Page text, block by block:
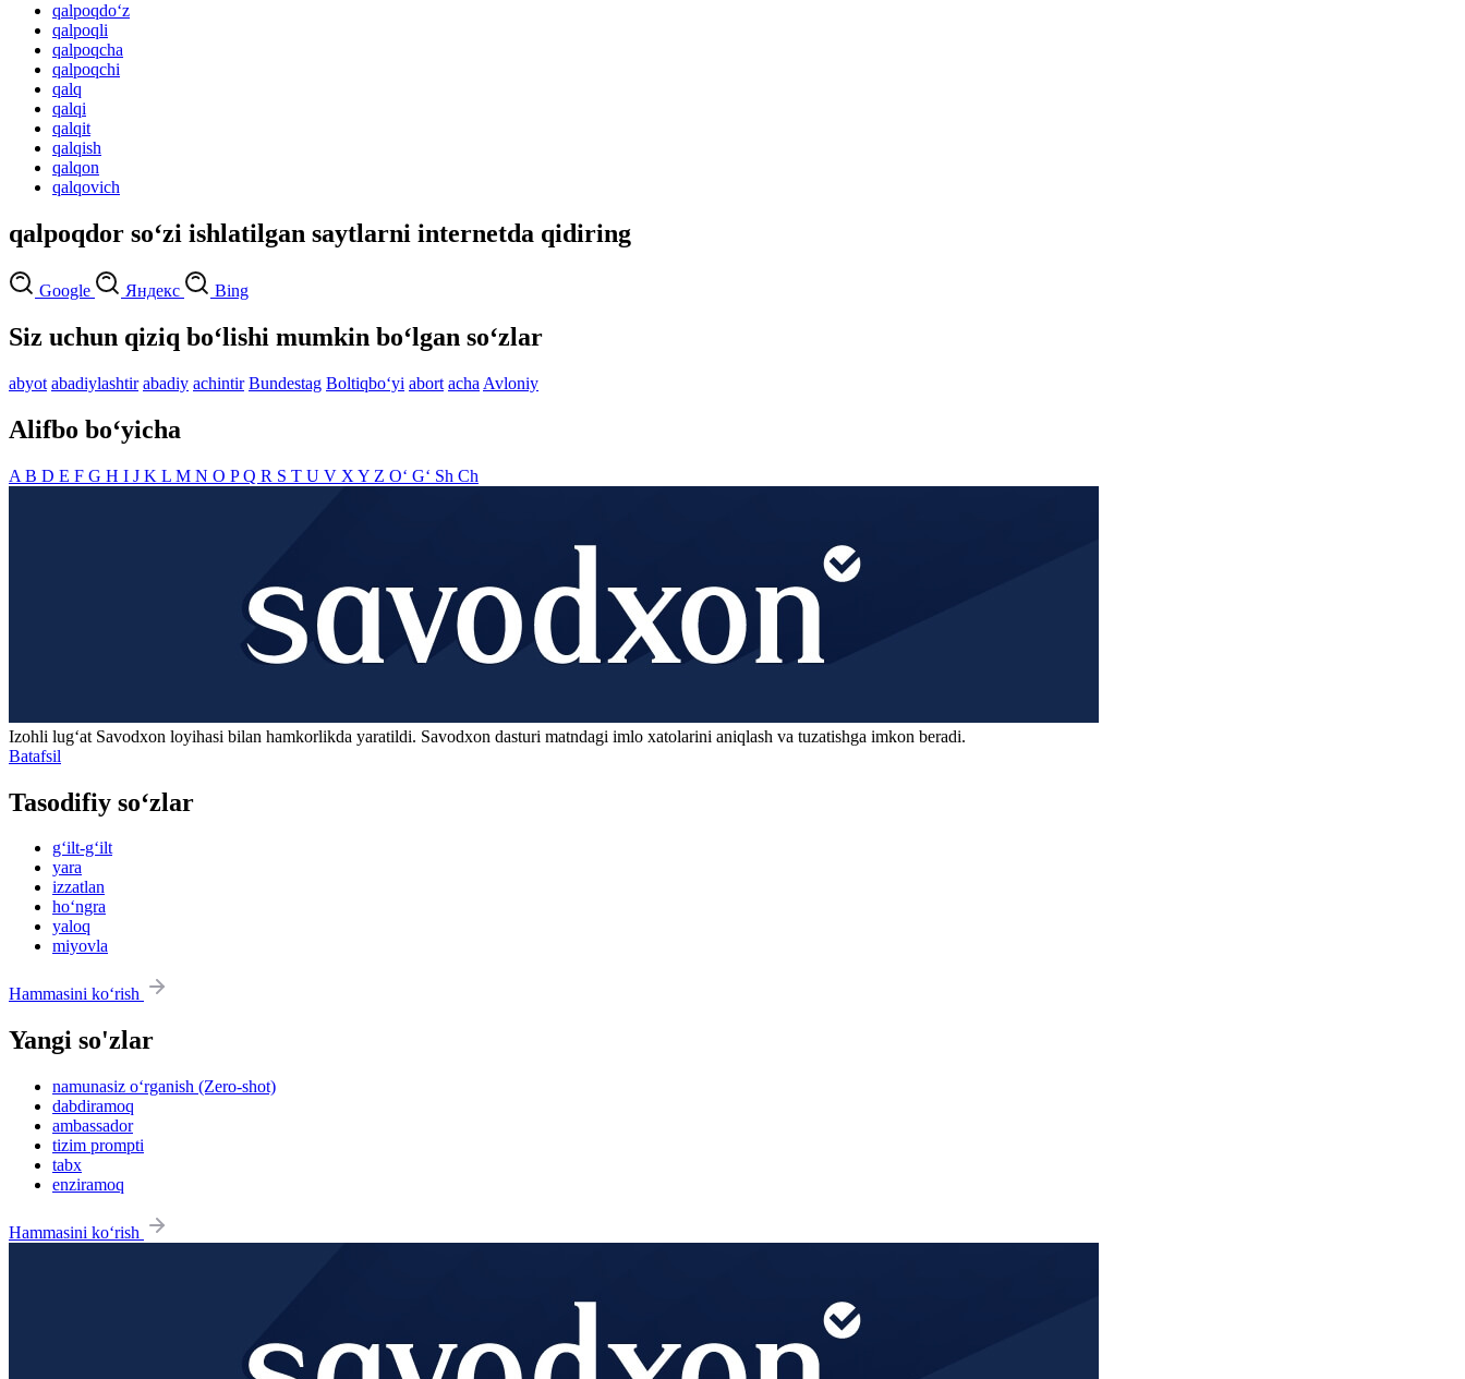
qalpoqdo‘z
qalpoqli
qalpoqcha
qalpoqchi
qalq
qalqi
qalqit
qalqish
qalqon
qalqovich
qalpoqdor so‘zi ishlatilgan saytlarni internetda qidiring
Google Яндекс Bing
Siz uchun qiziq bo‘lishi mumkin bo‘lgan so‘zlar
abyot abadiylashtir abadiy achintir Bundestag Boltiqbo‘yi abort acha Avloniy
Alifbo bo‘yicha
A B D E F G H I J K L M N O PQ R S T U V X Y Z O‘ G‘ Sh Ch
Izohli lugʻat Savodxon loyihasi bilan hamkorlikda yaratildi. Savodxon dasturi matndagi imlo xatolarini aniqlash va tuzatishga imkon beradi.
Batafsil
Tasodifiy so‘zlar
g‘ilt-g‘ilt
yara
izzatlan
ho‘ngra
yaloq
miyovla
Hammasini ko‘rish
Yangi so'zlar
namunasiz o‘rganish (Zero-shot)
dabdiramoq
ambassador
tizim prompti
tabx
enziramoq
Hammasini ko‘rish